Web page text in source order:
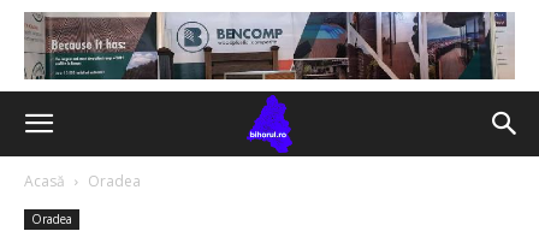
Acasă Oradea
Oradea